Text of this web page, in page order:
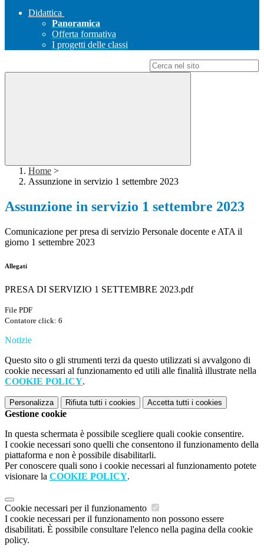
Didattica
Panoramica
Offerta formativa
I progetti delle classi
Home >
Assunzione in servizio 1 settembre 2023
Assunzione in servizio 1 settembre 2023
Comunicazione per presa di servizio Personale docente e ATA il
giorno 1 settembre 2023
Allegati
PRESA DI SERVIZIO 1 SETTEMBRE 2023.pdf
File PDF
Contatore click: 6
Notizie
Questo sito o gli strumenti terzi da questo utilizzati si avvalgono di
cookie necessari al funzionamento ed utili alle finalità illustrate nella
COOKIE POLICY.
Personalizza Rifiuta tutti i cookies Accetta tutti i cookies
Gestione cookie
In questa schermata è possibile scegliere quali cookie consentire.
I cookie necessari sono quelli che consentono il funzionamento della
piattaforma e non è possibile disabilitarli.
Per conoscere quali sono i cookie necessari al funzionamento potete
visionare la COOKIE POLICY.
Cookie necessari per il funzionamento
I cookie necessari per il funzionamento non possono essere
disabilitati. È possibile consultare l'elenco nella pagina della cookie
policy.